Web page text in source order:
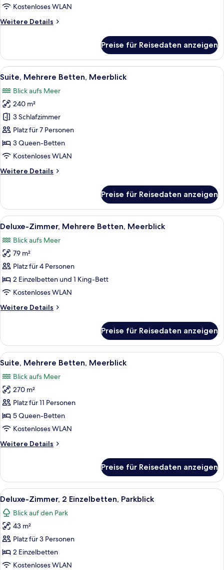
Bett,
anzeigen
Kostenloses WLAN
Weitere Details
Weitere
Zimmer,
1 King-
Bett,
Preise für Reisedaten anzeigen
Alle
Fotos
für
Suite,
Mehrere
Betten,
Meerblick
anzeigen
Ein Schlafzimmer mit einem großen
5
Suite, Mehrere Betten, Meerblick
Blick aufs Meer
240 m²
3 Schlafzimmer
Platz für 7 Personen
3 Queen-Betten
Kostenloses WLAN
Weitere Details
Weitere
Mehrere
Betten,
Meerblick
Preise für Reisedaten anzeigen
Alle
Fotos
für
Deluxe-
Zimmer,
Mehrere
Betten,
anzeigen
Ein Balkon mit zwei Stühlen und
5
Deluxe-Zimmer, Mehrere Betten, Meerblick
Blick aufs Meer
79 m²
Platz für 4 Personen
2 Einzelbetten und 1 King-Bett
Kostenloses WLAN
Weitere Details
Weitere
Zimmer,
Mehrere
Betten,
Preise für Reisedaten anzeigen
Alle
Fotos
für
Suite,
Mehrere
Betten,
Meerblick
Ein modernes Hotelzimmer mit
8
Suite, Mehrere Betten, Meerblick
Blick aufs Meer
270 m²
Platz für 11 Personen
5 Queen-Betten
Kostenloses WLAN
Weitere Details
Weitere
Mehrere
Betten,
Meerblick
Preise für Reisedaten anzeigen
Alle
Fotos
für
Deluxe-
Zimmer,
2 Einzelbetten,
Parkblick
Ein Hotelzimmer mit zwei Betten,
5
Deluxe-Zimmer, 2 Einzelbetten, Parkblick
Blick auf den Park
43 m²
Platz für 3 Personen
2 Einzelbetten
Kostenloses WLAN